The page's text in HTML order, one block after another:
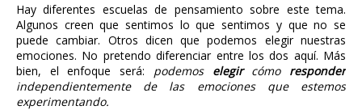
Hay diferentes escuelas de pensamiento sobre este tema.
Algunos creen que sentimos lo que sentimos y que no se
puede cambiar. Otros dicen que podemos elegir nuestras
emociones. No pretendo diferenciar entre los dos aquí. Más
bien, el enfoque será: podemos elegircómo responder
independientemente de las emociones que estemos
experimentando.